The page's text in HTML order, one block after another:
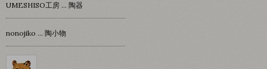
UMESHISO工房 … 陶器
nonojiko ... 陶小物